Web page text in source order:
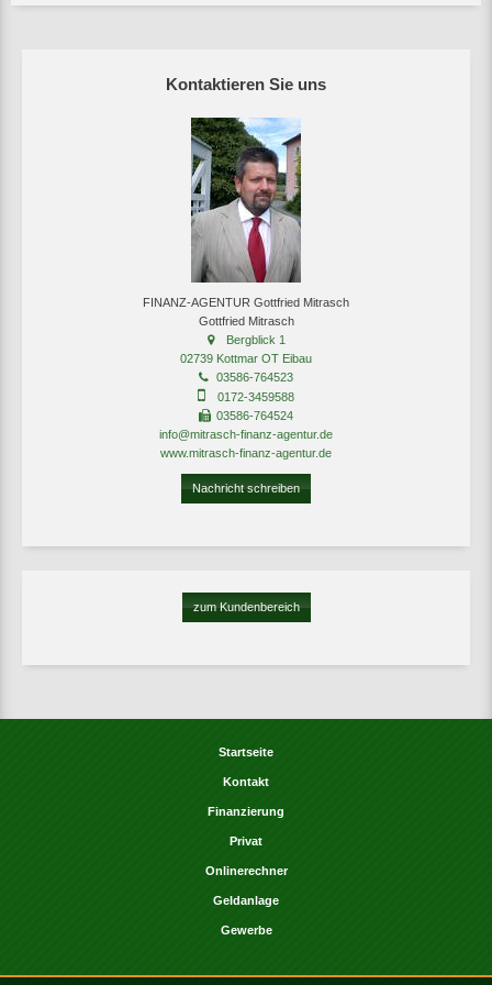
Kontaktieren Sie uns
FINANZ-AGENTUR Gottfried Mitrasch
Gottfried Mitrasch
Bergblick 1
02739 Kottmar OT Eibau
03586-764523
0172-3459588
03586-764524
info@mitrasch-finanz-agentur.de
www.mitrasch-finanz-agentur.de
Nachricht schreiben
zum Kundenbereich
Startseite
Kontakt
Finanzierung
Privat
Onlinerechner
Geldanlage
Gewerbe